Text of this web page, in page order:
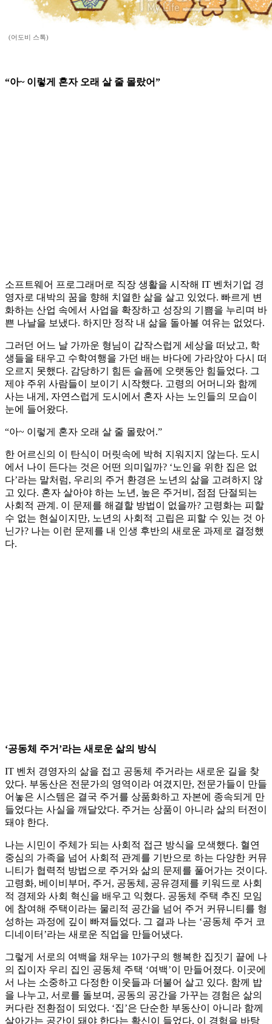
(어도비 스톡)
“아~ 이렇게 혼자 오래 살 줄 몰랐어”
소프트웨어 프로그래머로 직장 생활을 시작해 IT 벤처기업 경
영자로 대박의 꿈을 향해 치열한 삶을 살고 있었다. 빠르게 변
화하는 산업 속에서 사업을 확장하고 성장의 기쁨을 누리며 바
쁜 나날을 보냈다. 하지만 정작 내 삶을 돌아볼 여유는 없었다.
그러던 어느 날 가까운 형님이 갑작스럽게 세상을 떠났고, 학
생들을 태우고 수학여행을 가던 배는 바다에 가라앉아 다시 떠
오르지 못했다. 감당하기 힘든 슬픔에 오랫동안 힘들었다. 그
제야 주위 사람들이 보이기 시작했다. 고령의 어머니와 함께
사는 내게, 자연스럽게 도시에서 혼자 사는 노인들의 모습이
눈에 들어왔다.
“아~ 이렇게 혼자 오래 살 줄 몰랐어.”
한 어르신의 이 탄식이 머릿속에 박혀 지워지지 않는다. 도시
에서 나이 든다는 것은 어떤 의미일까? ‘노인을 위한 집은 없
다’라는 말처럼, 우리의 주거 환경은 노년의 삶을 고려하지 않
고 있다. 혼자 살아야 하는 노년, 높은 주거비, 점점 단절되는
사회적 관계. 이 문제를 해결할 방법이 없을까? 고령화는 피할
수 없는 현실이지만, 노년의 사회적 고립은 피할 수 있는 것 아
닌가? 나는 이런 문제를 내 인생 후반의 새로운 과제로 결정했
다.
‘공동체 주거’라는 새로운 삶의 방식
IT 벤처 경영자의 삶을 접고 공동체 주거라는 새로운 길을 찾
았다. 부동산은 전문가의 영역이라 여겼지만, 전문가들이 만들
어놓은 시스템은 결국 주거를 상품화하고 자본에 종속되게 만
들었다는 사실을 깨달았다. 주거는 상품이 아니라 삶의 터전이
돼야 한다.
나는 시민이 주체가 되는 사회적 접근 방식을 모색했다. 혈연
중심의 가족을 넘어 사회적 관계를 기반으로 하는 다양한 커뮤
니티가 협력적 방법으로 주거와 삶의 문제를 풀어가는 것이다.
고령화, 베이비부머, 주거, 공동체, 공유경제를 키워드로 사회
적 경제와 사회 혁신을 배우고 익혔다. 공동체 주택 추진 모임
에 참여해 주택이라는 물리적 공간을 넘어 주거 커뮤니티를 형
성하는 과정에 깊이 빠져들었다. 그 결과 나는 ‘공동체 주거 코
디네이터’라는 새로운 직업을 만들어냈다.
그렇게 서로의 여백을 채우는 10가구의 행복한 집짓기 끝에 나
의 집이자 우리 집인 공동체 주택 ‘여백’이 만들어졌다. 이곳에
서 나는 소중하고 다정한 이웃들과 더불어 살고 있다. 함께 밥
을 나누고, 서로를 돌보며, 공동의 공간을 가꾸는 경험은 삶의
커다란 전환점이 되었다. ‘집’은 단순한 부동산이 아니라 함께
살아가는 공간이 돼야 한다는 확신이 들었다. 이 경험을 바탕